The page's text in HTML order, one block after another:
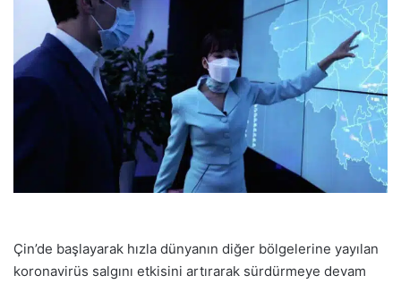
Çin’de başlayarak hızla dünyanın diğer bölgelerine yayılan
koronavirüs salgını etkisini artırarak sürdürmeye devam